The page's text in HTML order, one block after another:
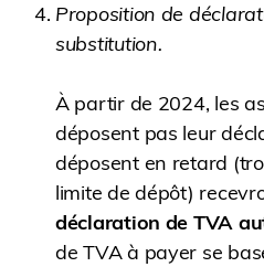
Proposition de
substitution.
À partir de 2024, les
déposent pas leur
déposent en retard
limite de dépôt)
déclaration de TVA
de TVA à payer se